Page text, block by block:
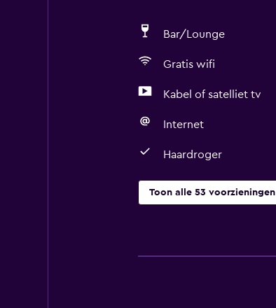
Bar/Lounge
Gratis wifi
Kabel of satelliet tv
Internet
Haardroger
Toon alle 53 voorzieningen